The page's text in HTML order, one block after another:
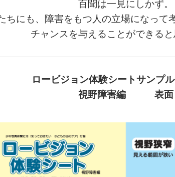
百聞は一見にしかず。
ちにも、障害をもつ人の立場になって
チャンスを与えることができると
ロービジョン体験シートサンプル
視野障害編 表面